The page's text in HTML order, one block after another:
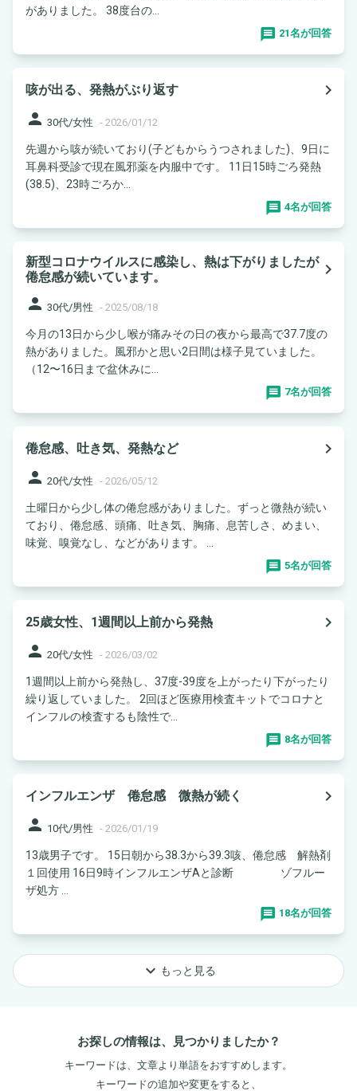
がありました。 38度台の...
21名が回答
咳が出る、発熱がぶり返す
navigate_next
person 30代/女性 - 2026/01/12
先週から咳が続いており(子どもからうつされました)、9日に
耳鼻科受診で現在風邪薬を内服中です。 11日15時ごろ発熱
(38.5)、23時ごろか...
4名が回答
新型コロナウイルスに感染し、熱は下がりましたが
倦怠感が続いています。
navigate_next
person 30代/男性 - 2025/08/18
今月の13日から少し喉が痛みその日の夜から最高で37.7度の
熱がありました。風邪かと思い2日間は様子見ていました。
（12〜16日まで盆休みに...
7名が回答
倦怠感、吐き気、発熱など
navigate_next
person 20代/女性 - 2026/05/12
土曜日から少し体の倦怠感がありました。ずっと微熱が続い
ており、倦怠感、頭痛、吐き気、胸痛、息苦しさ、めまい、
味覚、嗅覚なし、などがあります。 ...
5名が回答
25歳女性、1週間以上前から発熱
navigate_next
person 20代/女性 - 2026/03/02
1週間以上前から発熱し、37度-39度を上がったり下がったり
繰り返していました。 2回ほど医療用検査キットでコロナと
インフルの検査するも陰性で...
8名が回答
インフルエンザ 倦怠感 微熱が続く
navigate_next
person 10代/男性 - 2026/01/19
13歳男子です。 15日朝から38.3から39.3咳、倦怠感 解熱剤
１回使用 16日9時インフルエンザAと診断 ゾフルー
ザ処方 ...
18名が回答
keyboard_arrow_down もっと見る
お探しの情報は、見つかりましたか？
キーワードは、文章より単語をおすすめします。
キーワードの追加や変更をすると、